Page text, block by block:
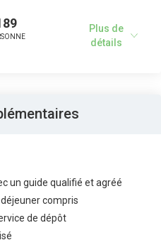
Plus de
détails
un guide qualifié et agréé
compris
de dépôt